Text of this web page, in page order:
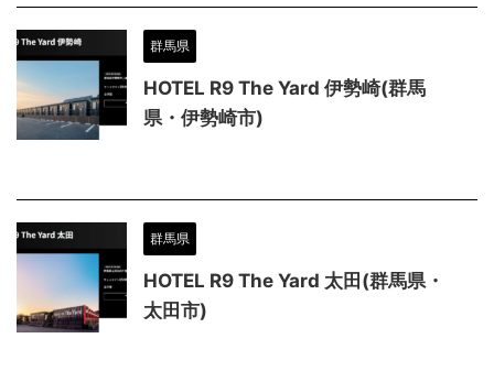
群馬県
HOTEL R9 The Yard 伊勢崎(群馬
県・伊勢崎市)
群馬県
HOTEL R9 The Yard 太田(群馬県・
太田市)